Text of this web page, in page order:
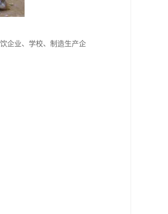
企业、学校、制造生产企